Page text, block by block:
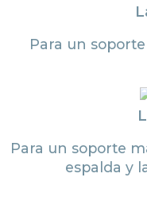
Para un
Para un soporte
espalda y